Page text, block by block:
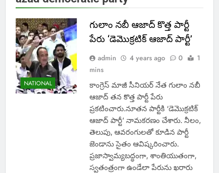
NATIONAL
గులాం నబీ ఆజాద్ కొత్త పార్టీ
పేరు ‘డెమొక్రటిక్ ఆజాద్ పార్టీ’
admin 4 years ago 0
1
mins
కాంగ్రెస్ మాజీ సీనియర్ నేత గులాం నబీ
ఆజాద్ తన కొత్త పార్టీ పేరు
ప్రకటించారు.నూతన పార్టీకి ‘డెమొక్రటిక్
ఆజాద్ పార్టీ’ నామకరణం చేశారు. నీలం,
తెలుపు, ఆవరంగులతో కూడిన పార్టీ
జెండాను సైతం ఆవిష్కరించారు.
ప్రజాస్వామ్యబద్ధంగా, శాంతియుతంగా,
స్వతంత్రంగా ఉండేలా పేరును ఖరారు